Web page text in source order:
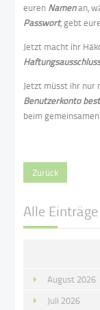
euren Namenan,
Passwort, gebt eure
Jetzt macht ihr
Jetzt müsst ihr nur
Benutzerkonto
beim
Zurück
Alle Einträge
August 2026
Juli 2026